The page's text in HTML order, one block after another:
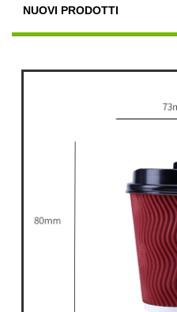
NUOVI PRODOTTI